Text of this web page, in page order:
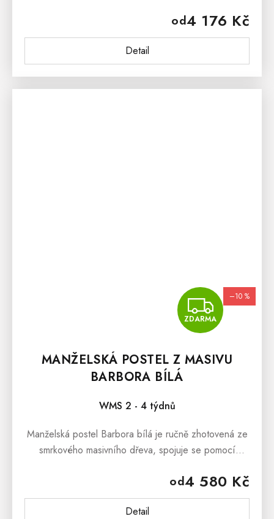
od4 176 Kč
Detail
masivu KRYŠTOF je ošetřena...
ZDARMA
–10 %
MANŽELSKÁ POSTEL Z MASIVU
BARBORA BÍLÁ
WMS 2 - 4 týdnů
od4 580 Kč
Detail
Manželská postel Barbora bílá je ručně zhotovená ze
smrkového masivního dřeva, spojuje se pomocí
Manželská postel Barbora je...